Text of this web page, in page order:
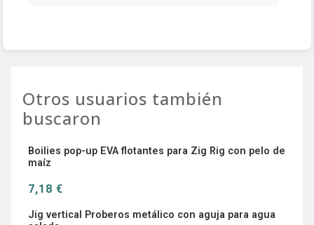
Otros usuarios también
buscaron
Boilies pop-up EVA flotantes para Zig Rig con pelo de
maíz
7,18 €
Jig vertical Proberos metálico con aguja para agua